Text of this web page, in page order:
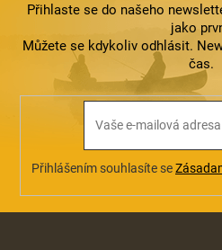
r
v
k
y
v
ý
i
s
u
Přihlaste se do našeho
jako
Můžete se kdykoliv odhlásit.
čas.
Přihlášením souhlasíte se